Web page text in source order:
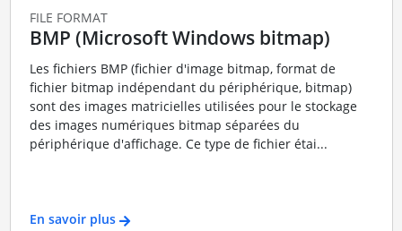
FILE FORMAT
BMP (Microsoft Windows bitmap)
Les fichiers BMP (fichier d'image bitmap, format de
fichier bitmap indépendant du périphérique, bitmap)
sont des images matricielles utilisées pour le stockage
des images numériques bitmap séparées du
périphérique d'affichage. Ce type de fichier étai...
En savoir plus